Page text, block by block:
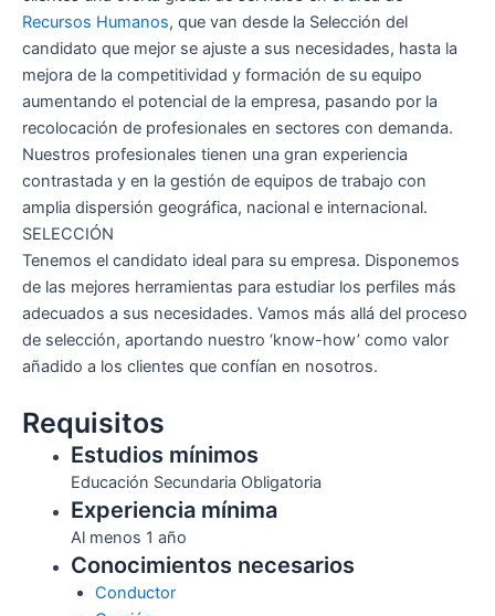
Recursos Humanos, que van desde la Selección del
candidato que mejor se ajuste a sus necesidades, hasta la
mejora de la competitividad y formación de su equipo
aumentando el potencial de la empresa, pasando por la
recolocación de profesionales en sectores con demanda.
Nuestros profesionales tienen una gran experiencia
contrastada y en la gestión de equipos de trabajo con
amplia dispersión geográfica, nacional e internacional.
SELECCIÓN
Tenemos el candidato ideal para su empresa. Disponemos
de las mejores herramientas para estudiar los perfiles más
adecuados a sus necesidades. Vamos más allá del proceso
de selección, aportando nuestro ‘know-how’ como valor
añadido a los clientes que confían en nosotros.
Requisitos
Estudios mínimos
Educación Secundaria Obligatoria
Experiencia mínima
Al menos 1 año
Conocimientos necesarios
Conductor